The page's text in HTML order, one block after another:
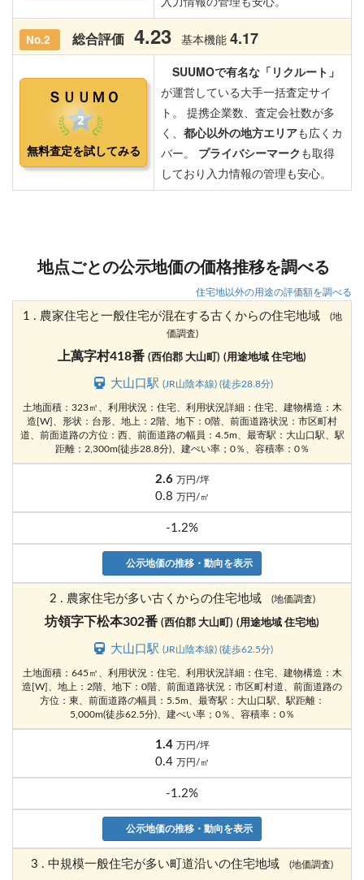
地点ごとの公示地価の価格推移を調べる
住宅地以外の用途の評価額を調べる
1 . 農家住宅と一般住宅が混在する古くからの住宅地域
(地
価調査)
上萬字村418番 (西伯郡 大山町) (用途地域 住宅地)
大山口駅 (JR山陰本線) (徒歩28.8分)
土地面積：323㎡、利用状況：住宅、利用状況詳細：住宅、建物構造：木
造[W]、形状：台形、地上：2階、地下：0階、前面道路状況：市区町村
道、前面道路の方位：西、前面道路の幅員：4.5m、最寄駅：大山口駅、駅
距離：2,300m(徒歩28.8分)、建ぺい率；0％、容積率：0％
2.6 万円/坪
0.8 万円/㎡
-1.2%
公示地価の推移・動向を表示
2 . 農家住宅が多い古くからの住宅地域 (地価調査)
坊領字下松本302番 (西伯郡 大山町) (用途地域 住宅地)
大山口駅 (JR山陰本線) (徒歩62.5分)
土地面積：645㎡、利用状況：住宅、利用状況詳細：住宅、建物構造：木
造[W]、地上：2階、地下：0階、前面道路状況：市区町村道、前面道路の
方位：東、前面道路の幅員：5.5m、最寄駅：大山口駅、駅距離：
5,000m(徒歩62.5分)、建ぺい率；0％、容積率：0％
1.4 万円/坪
0.4 万円/㎡
-1.2%
公示地価の推移・動向を表示
3 . 中規模一般住宅が多い町道沿いの住宅地域 (地価調査)